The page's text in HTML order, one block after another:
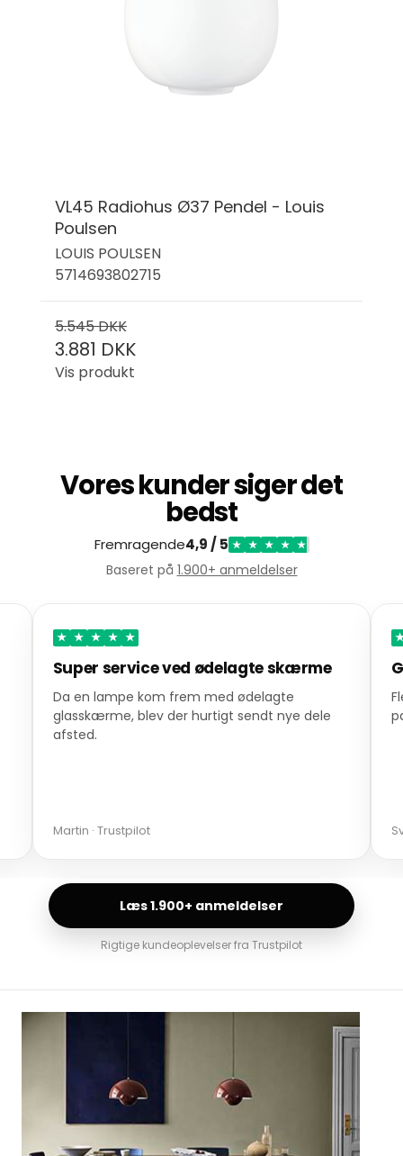
VL45 Radiohus Ø37 Pendel - Louis
Poulsen
LOUIS POULSEN
5714693802715
5.545 DKK
3.881 DKK
Vis produkt
Vores kunder siger det
bedst
Fremragende4,9 / 5 ★ ★ ★ ★ ★
Baseret på 1.900+ anmeldelser
★ ★ ★ ★ ★
Super service ved ødelagte skærme
Da en lampe kom frem med ødelagte
glasskærme, blev der hurtigt sendt nye dele
afsted.
Martin · Trustpilot
Læs 1.900+ anmeldelser
Rigtige kundeoplevelser fra Trustpilot